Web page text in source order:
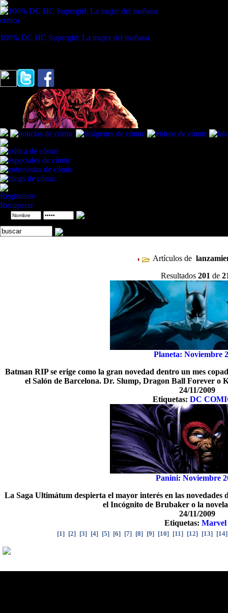
critica
100% DC HC Supergirl: La mujer del mañana
Registrarse
Recuperar
Artículos de
Resultados 201 de
Planeta: Noviembre
Batman RIP se erige como la gran novedad dentro un mes
el Salón de Barcelona. Dr. Slump, Dragon Ball Forever o
24/11/2009
Etiquetas:DC
Panini: Noviembre
La Saga Ultimátum despierta el mayor interés en las novedades
el Incógnito de Brubaker o la
24/11/2009
Etiquetas: Marvel
[1] [2] [3] [4] [5] [6] [7] [8] [9] [10] [11] [12] [13] [14